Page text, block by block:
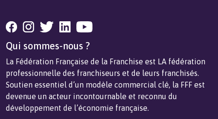
Qui sommes-nous ?
La Fédération Française de la Franchise est LA fédération
professionnelle des franchiseurs et de leurs franchisés.
Soutien essentiel d’un modèle commercial clé, la FFF est
devenue un acteur incontournable et reconnu du
développement de l’économie française.